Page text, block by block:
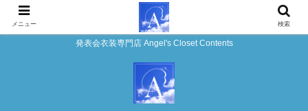
発表会衣装専門店 Angel's Closet Contents
メニュー 検索